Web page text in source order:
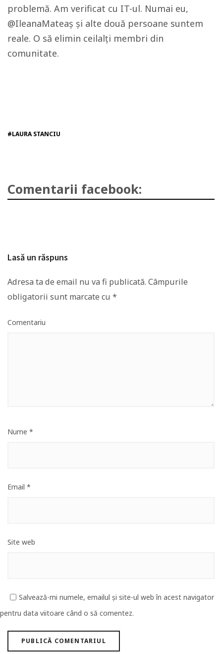
problemă. Am verificat cu IT-ul. Numai eu,
@IleanaMateaș și alte două persoane suntem
reale. O să elimin ceilalți membri din
comunitate.
#LAURA STANCIU
Comentarii facebook:
Lasă un răspuns
Adresa ta de email nu va fi publicată. Câmpurile
obligatorii sunt marcate cu *
Comentariu
Nume *
Email *
Site web
Salvează-mi numele, emailul și site-ul web în acest navigator
pentru data viitoare când o să comentez.